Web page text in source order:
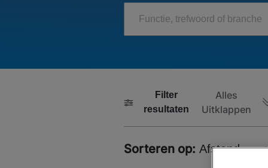
Functie, trefwoord of branche
Filter
resultaten
Alles
Uitklappen
Sorteren op: Afstand